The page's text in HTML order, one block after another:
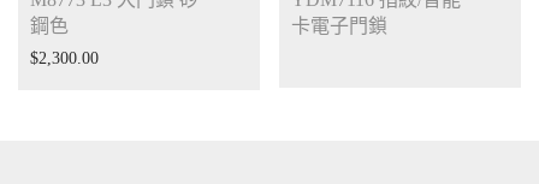
鋼色
$2,300.00
卡電子門鎖